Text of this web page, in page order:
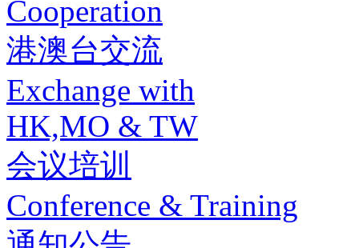
Cooperation
港澳台交流
Exchange with
HK,MO & TW
会议培训
Conference & Training